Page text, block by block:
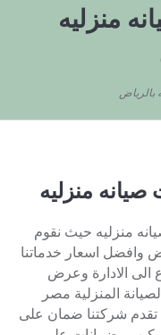
منزليه
بالرياض
منزليه
منزليه حيث نقوم
وافضل اسعار خدماتنا
الى الادارة وعرض
المنزلية مصر
تقدم شركتنا ضمان على